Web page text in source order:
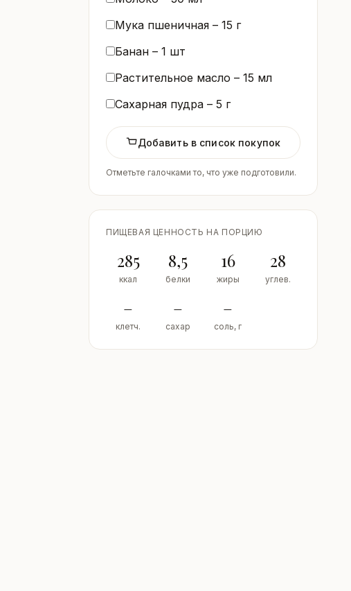
Мука пшеничная – 15 г
Банан – 1 шт
Растительное масло – 15 мл
Сахарная пудра – 5 г
Добавить в список покупок
Отметьте галочками то, что уже подготовили.
ПИЩЕВАЯ ЦЕННОСТЬ НА ПОРЦИЮ
285
ккал
8,5
белки
16
жиры
28
углев.
–
клетч.
–
сахар
–
соль, г